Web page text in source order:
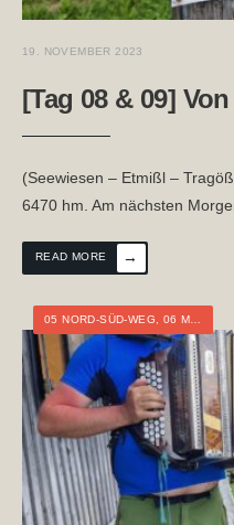
19. NOVEMBER 2023
[Tag 08 & 09]
(Seewiesen – Etmißl –
6470 hm. Am nächsten
READ MORE →
05 NORD-SÜD-WEG, 06 MARIAZELLERWEG